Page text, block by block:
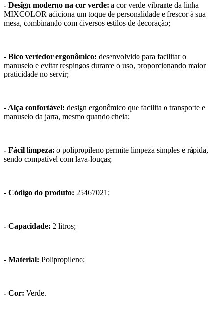
- Design moderno na cor verde: a cor verde vibrante da linha
MIXCOLOR adiciona um toque de personalidade e frescor à sua
mesa, combinando com diversos estilos de decoração;
- Bico vertedor ergonômico: desenvolvido para facilitar o
manuseio e evitar respingos durante o uso, proporcionando maior
praticidade no servir;
- Alça confortável: design ergonômico que facilita o transporte e
manuseio da jarra, mesmo quando cheia;
- Fácil limpeza: o polipropileno permite limpeza simples e rápida,
sendo compatível com lava-louças;
- Código do produto: 25467021;
- Capacidade: 2 litros;
- Material: Polipropileno;
- Cor: Verde.